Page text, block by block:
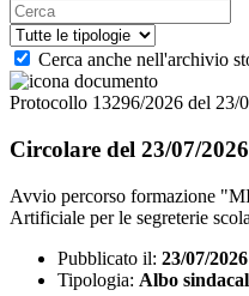
Cerca anche nell'archivio
Protocollo 13296/2026 del 23/
Circolare del 23/07/2026
Avvio percorso formazione
Artificiale per le segreterie
Pubblicato il: 23/07/2026
Tipologia: Albo